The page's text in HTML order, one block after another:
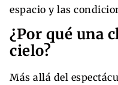
espacio y las
¿Por qué una
cielo?
Más allá del